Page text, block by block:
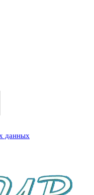
данных